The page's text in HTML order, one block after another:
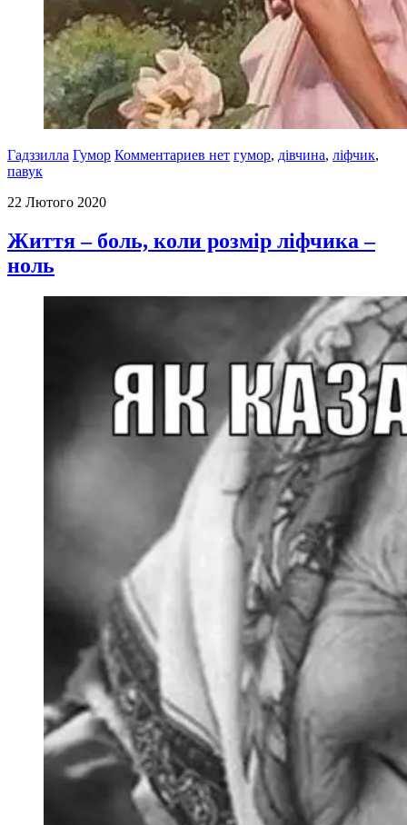
Гадззилла Гумор Комментариев нет гумор, дівчина, ліфчик,
павук
22 Лютого 2020
Життя – боль, коли розмір ліфчика –
ноль